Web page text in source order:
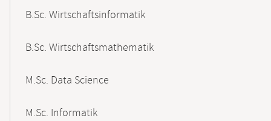
B.Sc. Wirtschaftsinformatik
B.Sc. Wirtschaftsmathematik
M.Sc. Data Science
M.Sc. Informatik